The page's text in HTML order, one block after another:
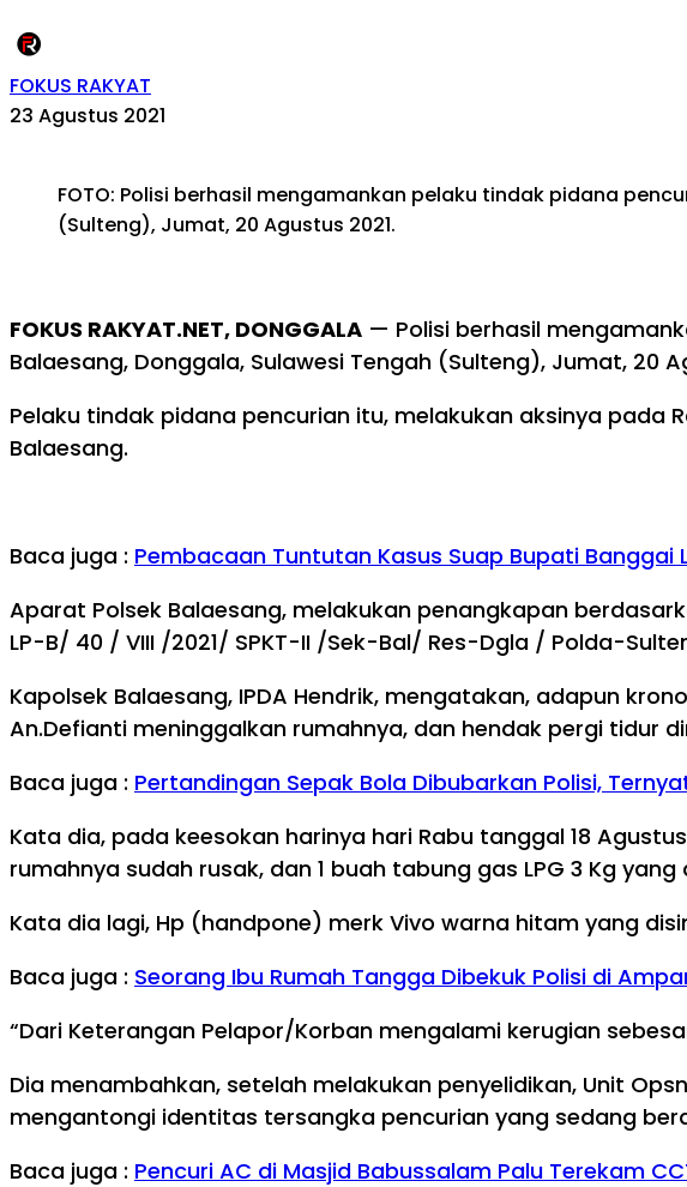
FOKUS RAKYAT
23 Agustus 2021
FOTO: Polisi berhasil mengamankan pelaku tindak pidana
(Sulteng), Jumat, 20 Agustus 2021.
FOKUS RAKYAT.NET, DONGGALA — Polisi berhasil
Balaesang, Donggala, Sulawesi Tengah (Sulteng), Jumat, 20
Pelaku tindak pidana pencurian itu, melakukan aksinya pada
Balaesang.
Baca juga : Pembacaan Tuntutan Kasus Suap Bupati Banggai
Aparat Polsek Balaesang, melakukan penangkapan
LP-B/ 40 / VIII /2021/ SPKT-II /Sek-Bal/ Res-Dgla / Polda-
Kapolsek Balaesang, IPDA Hendrik, mengatakan, adapun
An.Defianti meninggalkan rumahnya, dan hendak pergi tidur
Baca juga : Pertandingan Sepak Bola Dibubarkan Polisi,
Kata dia, pada keesokan harinya hari Rabu tanggal 18
rumahnya sudah rusak, dan 1 buah tabung gas LPG 3 Kg
Kata dia lagi, Hp (handpone) merk Vivo warna hitam yang
Baca juga : Seorang Ibu Rumah Tangga Dibekuk Polisi di
“Dari Keterangan Pelapor/Korban mengalami kerugian
Dia menambahkan, setelah melakukan penyelidikan, Unit
mengantongi identitas tersangka pencurian yang sedang
Baca juga : Pencuri AC di Masjid Babussalam Palu Terekam